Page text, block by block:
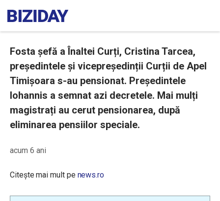
Fosta șefă a Înaltei Curți, Cristina Tarcea,
președintele și vicepreședinții Curții de Apel
Timișoara s-au pensionat. Președintele
Iohannis a semnat azi decretele. Mai mulți
magistrați au cerut pensionarea, după
eliminarea pensiilor speciale.
acum 6 ani
Citește mai mult pe news.ro